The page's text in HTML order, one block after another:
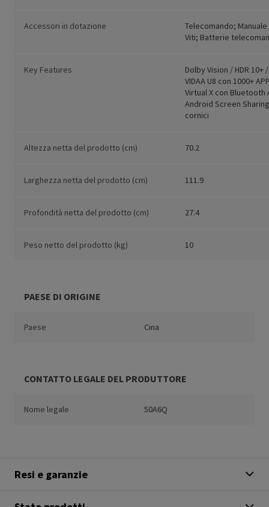
Accessori in dotazione
Telecomando;
Viti; Batterie
Key Features
Dolby Vision / HDR 10+
VIDAA U8 con 1000+
Virtual X con Bluetooth
Android Screen
cornici
Altezza netta del prodotto (cm) 70.2
Larghezza netta del prodotto (cm) 111.9
Profondità netta del prodotto (cm) 27.4
Peso netto del prodotto (kg) 10
PAESE DI ORIGINE
Paese Cina
CONTATTO LEGALE DEL PRODUTTORE
Nome legale 50A6Q
Resi e garanzie